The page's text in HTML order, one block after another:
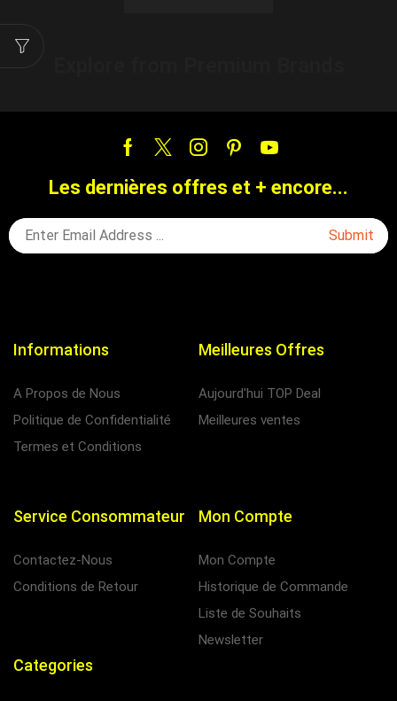
Les dernières offres et + encore...
Informations
A Propos de Nous
Politique de Confidentialité
Termes et Conditions
Meilleures Offres
Aujourd'hui TOP Deal
Meilleures ventes
Service Consommateur
Contactez-Nous
Conditions de Retour
Mon Compte
Mon Compte
Historique de Commande
Liste de Souhaits
Newsletter
Categories